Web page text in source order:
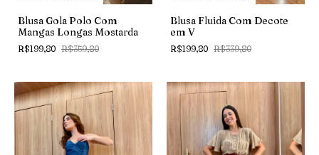
Blusa Gola Polo Com
Mangas Longas Mostarda
R$199,80 R$359,80
Blusa Fluida Com Decote
em V
R$199,80 R$339,80